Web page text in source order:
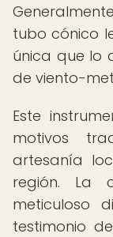
tubo cónico
única que lo
de viento-
Este
motivos
artesanía
región. La
meticuloso
testimonio